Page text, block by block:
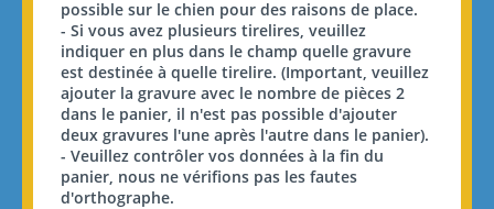
possible sur le chien pour des raisons de place.
- Si vous avez plusieurs tirelires, veuillez
indiquer en plus dans le champ quelle gravure
est destinée à quelle tirelire. (Important, veuillez
ajouter la gravure avec le nombre de pièces 2
dans le panier, il n'est pas possible d'ajouter
deux gravures l'une après l'autre dans le panier).
- Veuillez contrôler vos données à la fin du
panier, nous ne vérifions pas les fautes
d'orthographe.